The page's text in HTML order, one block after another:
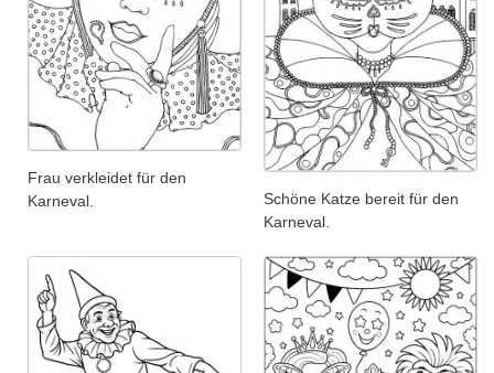
Frau verkleidet für den
Karneval.
Schöne Katze bereit für den
Karneval.